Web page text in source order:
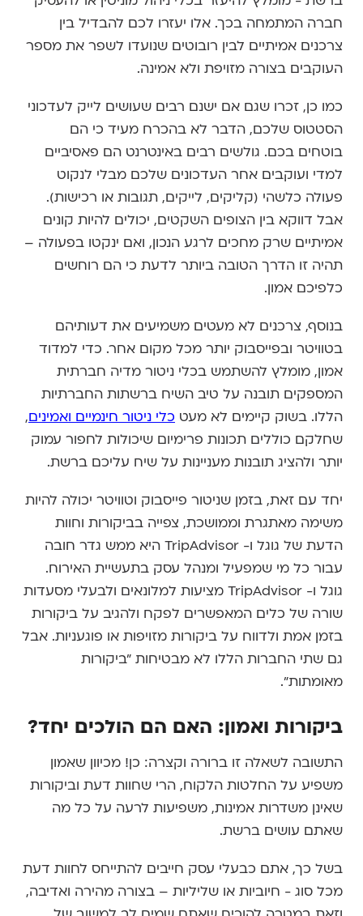
חברה המתמחה בכך. אלו יעזרו לכם להבדיל בין
צרכנים אמיתיים לבין רובוטים שנועדו לשפר את מספר
העוקבים בצורה מזויפת ולא אמינה.
כמו כן, זכרו שגם אם ישנם רבים שעושים לייק לעדכוני
הסטטוס שלכם, הדבר לא בהכרח מעיד כי הם
בוטחים בכם. גולשים רבים באינטרנט הם פאסיביים
למדי ועוקבים אחר העדכונים שלכם מבלי לנקוט
פעולה כלשהי (קליקים, לייקים, תגובות או רכישות).
אבל דווקא בין הצופים השקטים, יכולים להיות קונים
אמיתיים שרק מחכים לרגע הנכון, ואם ינקטו בפעולה –
תהיה זו הדרך הטובה ביותר לדעת כי הם רוחשים
כלפיכם אמון.
בנוסף, צרכנים לא מעטים משמיעים את דעותיהם
בטוויטר ובפייסבוק יותר מכל מקום אחר. כדי למדוד
אמון, מומלץ להשתמש בכלי ניטור מדיה חברתית
המספקים תובנה על טיב השיח ברשתות החברתיות
הללו. בשוק קיימים לא מעט כלי ניטור חינמיים ואמינים,
שחלקם כוללים תכונות פרימיום שיכולות לחפור עמוק
יותר ולהציג תובנות מעניינות על שיח עליכם ברשת.
יחד עם זאת, בזמן שניטור פייסבוק וטוויטר יכולה להיות
משימה מאתגרת וממושכת, צפייה בביקורות וחוות
הדעת של גוגל ו- TripAdvisor היא ממש גדר חובה
עבור כל מי שמפעיל ומנהל עסק בתעשיית האירוח.
גוגל ו- TripAdvisor מציעות למלונאים ולבעלי מסעדות
שורה של כלים המאפשרים לפקח ולהגיב על ביקורות
בזמן אמת ולדווח על ביקורות מזויפות או פוגעניות. אבל
גם שתי החברות הללו לא מבטיחות "ביקורות
מאומתות".
ביקורות ואמון: האם הם הולכים יחד?
התשובה לשאלה זו ברורה וקצרה: כן! מכיוון שאמון
משפיע על החלטות הלקוח, הרי שחוות דעת וביקורות
שאינן משדרות אמינות, משפיעות לרעה על כל מה
שאתם עושים ברשת.
בשל כך, אתם כבעלי עסק חייבים להתייחס לחוות דעת
מכל סוג - חיוביות או שליליות – בצורה מהירה ואדיבה,